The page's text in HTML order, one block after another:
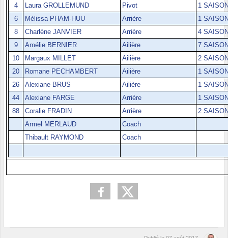
4 Laura GROLLEMUND Pivot
1
6
Mélissa PHAM-HUU Arrière
1
8
Charlène JANVIER Arrière
4
9
Amélie BERNIER Ailière
7
10
Margaux MILLET Ailière
2
20
Romane PECHAMBERT Ailière
1
26
Alexiane BRUS Ailière
1
44
Alexiane FARGE Arrière
1
88
Coralie FRADIN Arrière
2
Armel MERLAUD
Coach
Thibault RAYMOND
Coach